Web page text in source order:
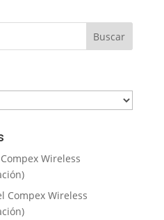
Wireless
Compex Wireless